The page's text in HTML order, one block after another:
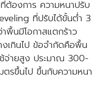
ต้องการ ความหนาปรับ
ที่ปรับได้ขั้นต่ำ 3
พื้นมีโอกาสแตกร้าว
งเกินไป ข้อจำกัดคือพื้น
จ่ายสูง ประมาณ 300-
รขึ้นไป ขึ้นกับความหนา